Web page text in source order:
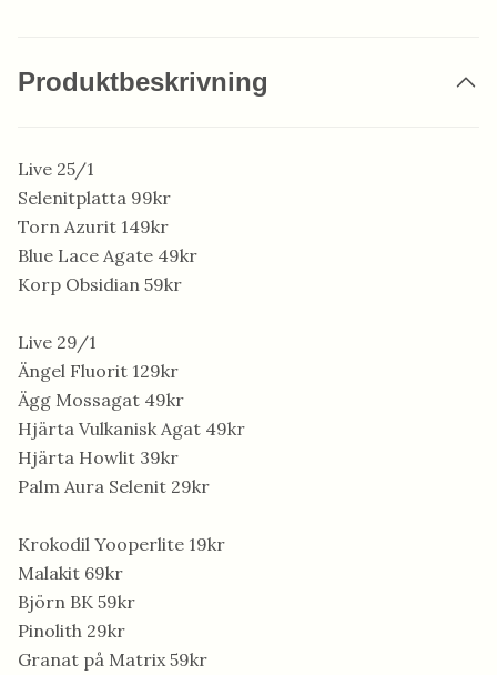
Produktbeskrivning
Live 25/1
Selenitplatta 99kr
Torn Azurit 149kr
Blue Lace Agate 49kr
Korp Obsidian 59kr
Live 29/1
Ängel Fluorit 129kr
Ägg Mossagat 49kr
Hjärta Vulkanisk Agat 49kr
Hjärta Howlit 39kr
Palm Aura Selenit 29kr
Krokodil Yooperlite 19kr
Malakit 69kr
Björn BK 59kr
Pinolith 29kr
Granat på Matrix 59kr